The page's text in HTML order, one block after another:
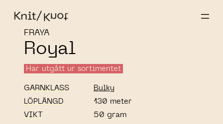
FRAYA
Royal
Har utgått ur sortimentet
GARNKLASS
Bulky
LÖPLÄNGD
130 meter
VIKT
50 gram